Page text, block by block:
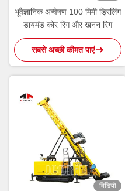
भूवैज्ञानिक अन्वेषण 100 मिमी ड्रिलिंग
डायमंड कोर रिग और खनन रिग
सबसे अच्छी कीमत पाएं
विडियो